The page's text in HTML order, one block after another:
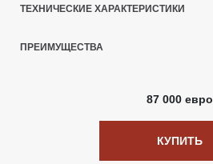
ТЕХНИЧЕСКИЕ ХАРАКТЕРИСТИКИ
ПРЕИМУЩЕСТВА
87 000 евро
КУПИТЬ